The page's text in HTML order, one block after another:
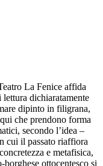
La Fenice affida
lettura dichiaratamente
dipinto in filigrana,
che prendono forma
secondo l’idea –
cui il passato riaffiora
e metafisica,
ottocentesco si